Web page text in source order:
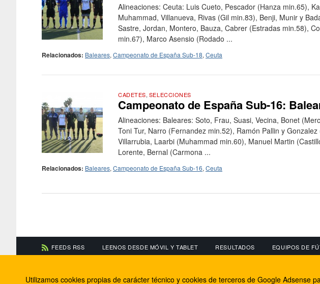
Alineaciones: Ceuta: Luis Cueto, Pescador (Hanza min.65),
Muhammad, Villanueva, Rivas (Gil min.83), Benji, Munir y
Sastre, Jordan, Montero, Bauza, Cabrer (Estradas min.58),
min.67), Marco Asensio (Rodado ...
Relacionados: Baleares, Campeonato de España Sub-18, Ceuta
CADETES, SELECCIONES
Campeonato de España Sub-16:
Alineaciones: Baleares: Soto, Frau, Suasi, Vecina, Bonet
Toni Tur, Narro (Fernandez min.52), Ramón Pallin y
Villarrubia, Laarbi (Muhammad min.60), Manuel Martin
Lorente, Bernal (Carmona ...
Relacionados: Baleares, Campeonato de España Sub-16, Ceuta
FEEDS RSS LEENOS DESDE MÓVIL Y TABLET RESULTADOS EQUIPOS DE
Información de contacto El equipo de FútbolBalear Facebook
Utilizamos cookies propias de carácter técnico y cookies de terceros de Google Adsense